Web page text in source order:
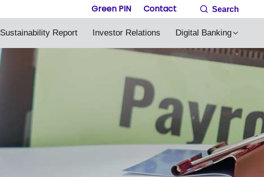
Green PIN Contact Search
Sustainability Report Investor Relations Digital Banking